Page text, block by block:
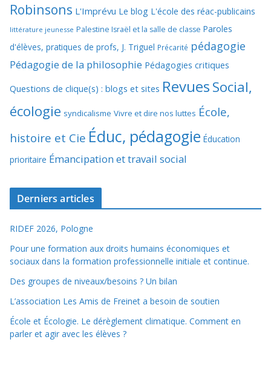
Robinsons L'Imprévu Le blog L'école des réac-publicains
littérature jeunesse Palestine Israël et la salle de classe Paroles
d'élèves, pratiques de profs, J. Triguel Précarité pédagogie
Pédagogie de la philosophie Pédagogies critiques
Questions de clique(s) : blogs et sites RevuesSocial,
écologie syndicalisme Vivre et dire nos luttes École,
histoire et Cie Éduc, pédagogie Éducation
prioritaire Émancipation et travail social
Derniers articles
RIDEF 2026, Pologne
Pour une formation aux droits humains économiques et
sociaux dans la formation professionnelle initiale et continue.
Des groupes de niveaux/besoins ? Un bilan
L’association Les Amis de Freinet a besoin de soutien
École et Écologie. Le dérèglement climatique. Comment en
parler et agir avec les élèves ?